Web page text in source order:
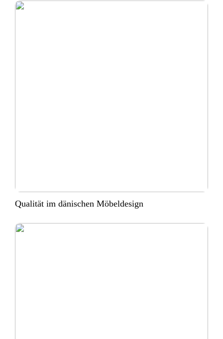
Qualität im dänischen Möbeldesign